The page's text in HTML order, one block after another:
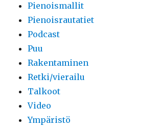
Pienoismallit
Pienoisrautatiet
Podcast
Puu
Rakentaminen
Retki/vierailu
Talkoot
Video
Ympäristö